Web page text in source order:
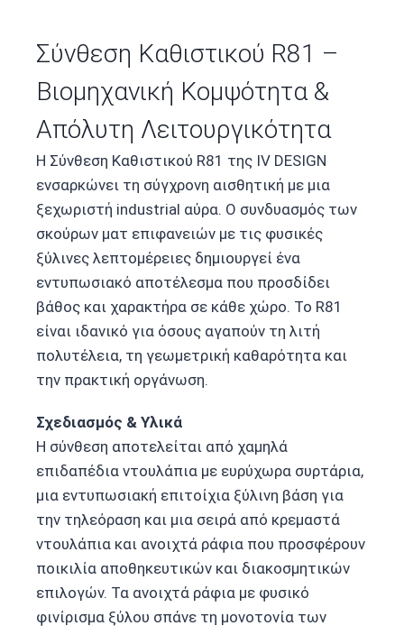
Σύνθεση Καθιστικού R81 –
Βιομηχανική Κομψότητα &
Απόλυτη Λειτουργικότητα
Η Σύνθεση Καθιστικού R81 της IV DESIGN
ενσαρκώνει τη σύγχρονη αισθητική με μια
ξεχωριστή industrial αύρα. Ο συνδυασμός των
σκούρων ματ επιφανειών με τις φυσικές
ξύλινες λεπτομέρειες δημιουργεί ένα
εντυπωσιακό αποτέλεσμα που προσδίδει
βάθος και χαρακτήρα σε κάθε χώρο. Το R81
είναι ιδανικό για όσους αγαπούν τη λιτή
πολυτέλεια, τη γεωμετρική καθαρότητα και
την πρακτική οργάνωση.
Σχεδιασμός & Υλικά
Η σύνθεση αποτελείται από χαμηλά
επιδαπέδια ντουλάπια με ευρύχωρα συρτάρια,
μια εντυπωσιακή επιτοίχια ξύλινη βάση για
την τηλεόραση και μια σειρά από κρεμαστά
ντουλάπια και ανοιχτά ράφια που προσφέρουν
ποικιλία αποθηκευτικών και διακοσμητικών
επιλογών. Τα ανοιχτά ράφια με φυσικό
φινίρισμα ξύλου σπάνε τη μονοτονία των